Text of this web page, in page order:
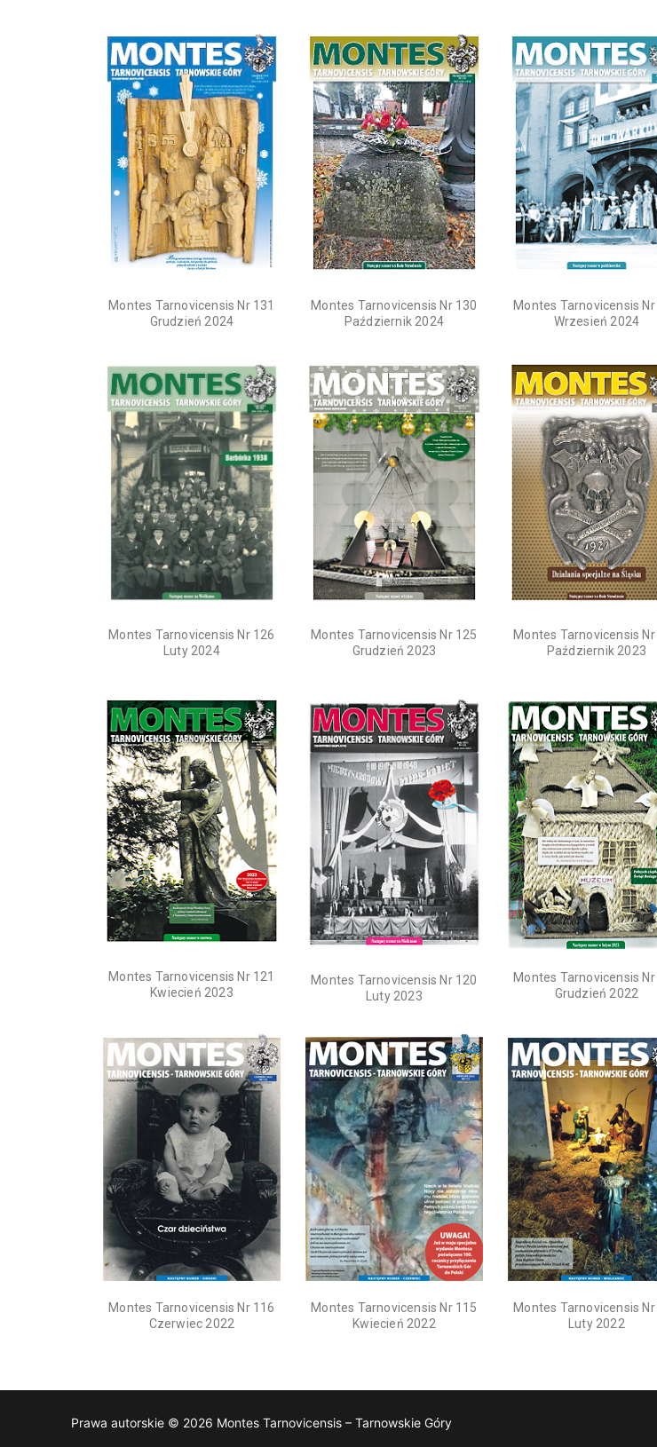
Montes Tarnovicensis Nr 131
Grudzień 2024
Montes Tarnovicensis Nr 130
Październik 2024
Montes Tarnovicensis Nr
Wrzesień 2024
Montes Tarnovicensis Nr 126
Luty 2024
Montes Tarnovicensis Nr 125
Grudzień 2023
Montes Tarnovicensis
Październik 2023
Montes Tarnovicensis Nr 121
Kwiecień 2023
Montes Tarnovicensis Nr 120
Luty 2023
Montes Tarnovicensis Nr
Grudzień 2022
Montes Tarnovicensis Nr 116
Czerwiec 2022
Montes Tarnovicensis Nr 115
Kwiecień 2022
Montes Tarnovicensis
Luty 2022
Prawa autorskie © 2026 Montes Tarnovicensis – Tarnowskie Góry